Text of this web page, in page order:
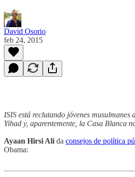
David Osorio
feb 24, 2015
ISIS está reclutando jóvenes
Yihad y, aparentemente, la Casa Blanca
Ayaan Hirsi Ali da consejos de política
Obama: